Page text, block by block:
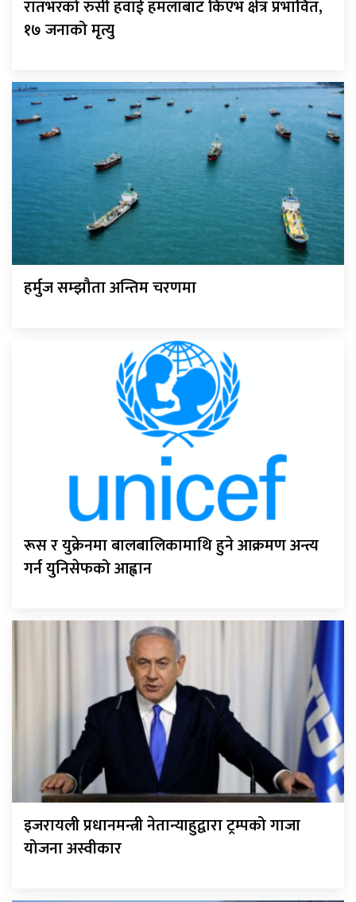
रातभरको रुसी हवाई हमलाबाट किएभ क्षेत्र प्रभावित,
१७ जनाको मृत्यु
हर्मुज सम्झौता अन्तिम चरणमा
रूस र युक्रेनमा बालबालिकामाथि हुने आक्रमण अन्त्य
गर्न युनिसेफको आह्वान
इजरायली प्रधानमन्त्री नेतान्याहुद्वारा ट्रम्पको गाजा
योजना अस्वीकार